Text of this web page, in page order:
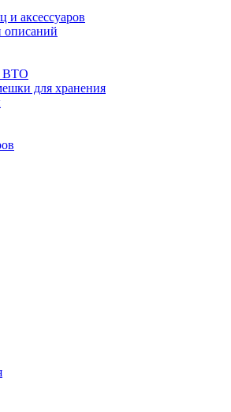
и аксессуаров
описаний
ВТО
для хранения